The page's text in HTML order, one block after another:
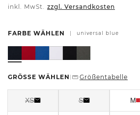
inkl. MwSt. zzgl. Versandkosten
FARBE WÄHLEN universal blue
GRÖSSE WÄHLEN Größentabelle
XS S M